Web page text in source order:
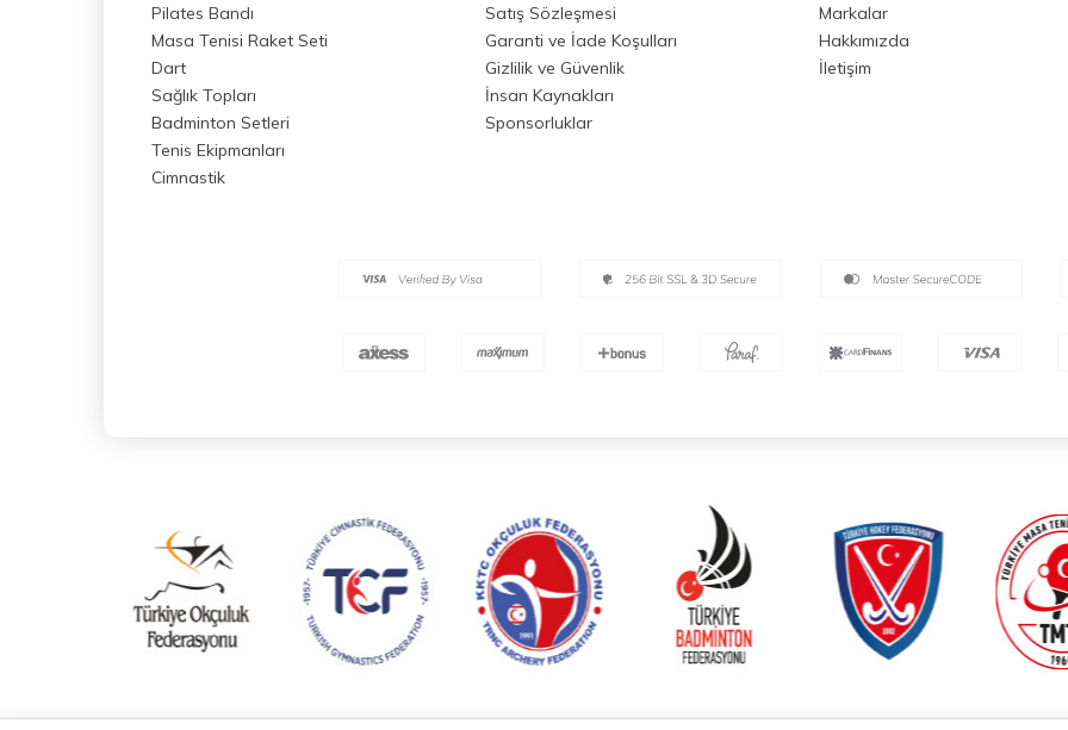
Pilates Bandı
Masa Tenisi Raket Seti
Dart
Sağlık Topları
Badminton Setleri
Tenis Ekipmanları
Cimnastik
Satış Sözleşmesi
Garanti ve İade Koşulları
Gizlilik ve Güvenlik
İnsan Kaynakları
Sponsorluklar
Markalar
Hakkımızda
İletişim